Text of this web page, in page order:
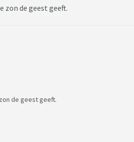
zon de geest geeft.
de geest geeft.